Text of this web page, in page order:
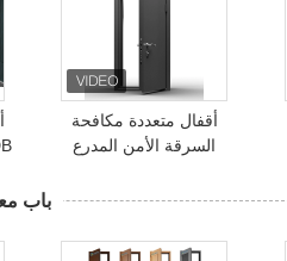
أقفال متعددة مكافحة
السرقة الأمن المدرع
باب